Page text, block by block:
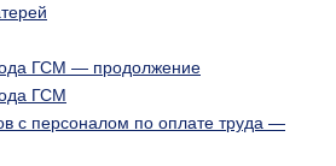
ГСМ — продолжение
ГСМ
с персоналом по оплате труда —